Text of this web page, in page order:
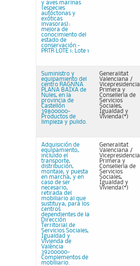
y aves marinas
(especies
autóctonas y
exóticas
invasoras):
mejora de
conocimiento del
estado de
conservación.-
PRTR LOTE 1: Lote 1
Suministro y
equipamiento del
centro RAGNNA
PLANA BAIXA de
Nules, en la
provincia de
Castellón
39800000-
Productos de
limpieza y pulido.
Generalitat
Valenciana /
Vicepresidencia
Primera y
Conselleria de
Servicios
Sociales,
Igualdad y
Vivienda(*)
Adquisición de
equipamiento,
incluido el
transporte,
distribución,
montaje, y puesta
en marcha, y en
caso de ser
necesario,
retirada del
mobiliario al que
sustituya, para los
centros
dependientes de la
Dirección
Territorial de
Servicios Sociales,
Igualdad y
Vivienda de
València
39200000-
Complementos de
mobiliario.
Generalitat
Valenciana /
Vicepresidencia
Primera y
Conselleria de
Servicios
Sociales,
Igualdad y
Vivienda(*)